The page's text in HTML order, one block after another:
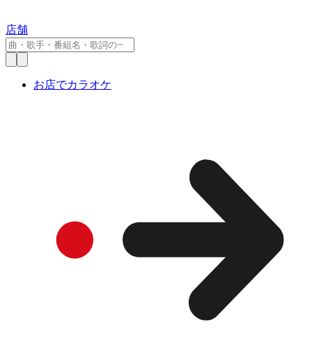
店舗
お店でカラオケ